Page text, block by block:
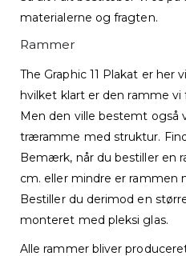
materialerne og fragten.
Rammer
The Graphic 11 Plakat er
hvilket klart er den ramme
Men den ville bestemt også
træramme med struktur.
Bemærk, når du bestiller en
cm. eller mindre er rammen
Bestiller du derimod en
monteret med pleksi glas.
Alle rammer bliver